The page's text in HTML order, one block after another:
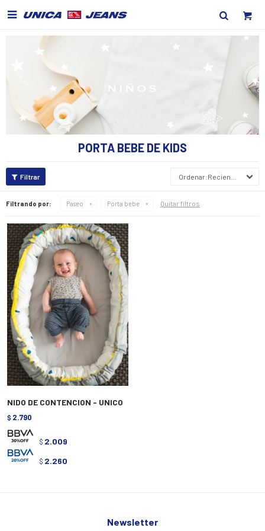

PORTA BEBE DE KIDS
Recientes
Filtrando por: Paseo Porta bebe Quitar filtros
NIDO DE CONTENCION - UNICO
$ 2.790
$ 2.009
$ 2.260
Newsletter